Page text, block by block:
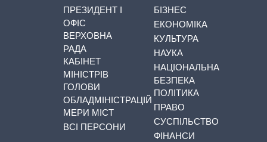
ПРЕЗИДЕНТ І
ОФІС
ВЕРХОВНА
РАДА
КАБІНЕТ
МІНІСТРІВ
ГОЛОВИ
ОБЛАДМІНІСТРАЦІЙ
МЕРИ МІСТ
ВСІ ПЕРСОНИ
БІЗНЕС
ЕКОНОМІКА
КУЛЬТУРА
НАУКА
НАЦІОНАЛЬНА
БЕЗПЕКА
ПОЛІТИКА
ПРАВО
СУСПІЛЬСТВО
ФІНАНСИ